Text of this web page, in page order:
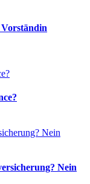
Nein
Nein